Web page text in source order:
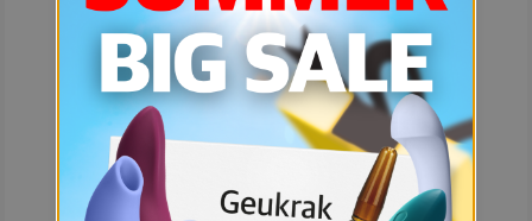
예상치 못한 에러입니다.